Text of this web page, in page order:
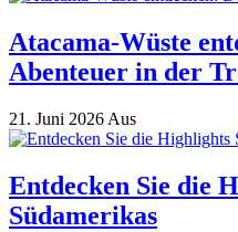
Atacama-Wüste
Abenteuer in der
21. Juni 2026 Aus
Entdecken Sie die
Südamerikas